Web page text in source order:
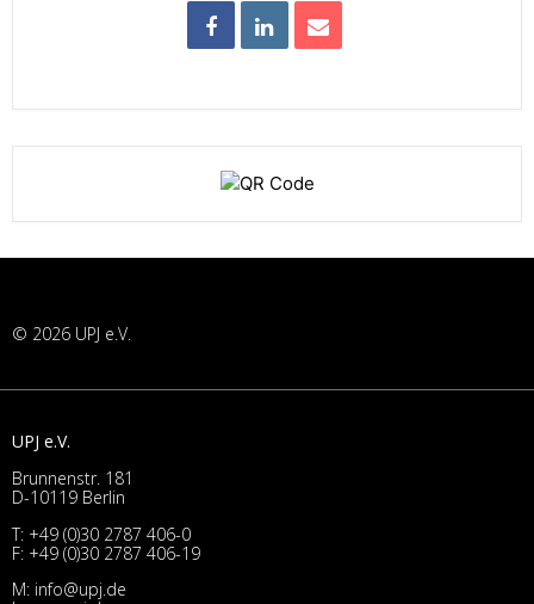
© 2026 UPJ e.V.
UPJ e.V.
Brunnenstr. 181
D-10119 Berlin
T: +49 (0)30 2787 406-0
F: +49 (0)30 2787 406-19
M: info@upj.de